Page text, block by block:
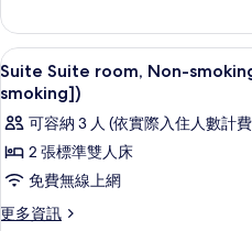
[non-
smoking])
的
有
相
片
room,
Non-
smoking
(Junior
[non-
smoking])
詳
情
顯
示
Suite
Suite
room,
Non-
smoking
10
Suite Suite room, Non-
smoking])
可容納 3 人 (依實際入住人數計
2 張標準雙人床
免費無線上網
更多資訊
更